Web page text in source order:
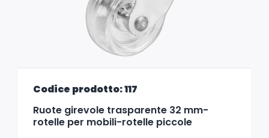
Codice prodotto: 117
Ruote girevole trasparente 32 mm-
rotelle per mobili-rotelle piccole